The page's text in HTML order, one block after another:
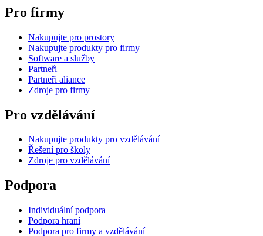
Pro firmy
Nakupujte pro prostory
Nakupujte produkty pro firmy
Software a služby
Partneři
Partneři aliance
Zdroje pro firmy
Pro vzdělávání
Nakupujte produkty pro vzdělávání
Řešení pro školy
Zdroje pro vzdělávání
Podpora
Individuální podpora
Podpora hraní
Podpora pro firmy a vzdělávání